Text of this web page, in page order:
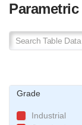
Grade
Industrial